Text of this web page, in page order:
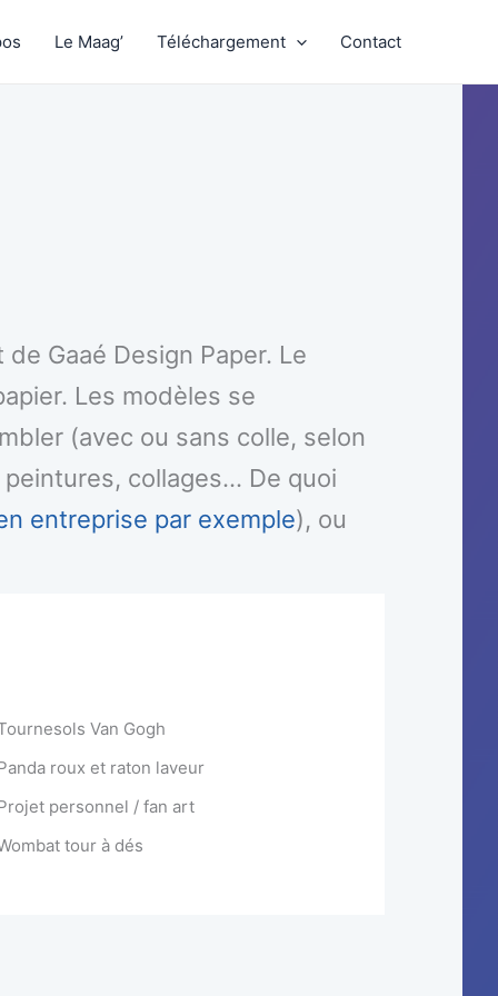
Le Maag’ Téléchargement Contact
Gaaé Design Paper. Le
Les modèles se
(avec ou sans colle, selon
collages… De quoi
entreprise par exemple), ou